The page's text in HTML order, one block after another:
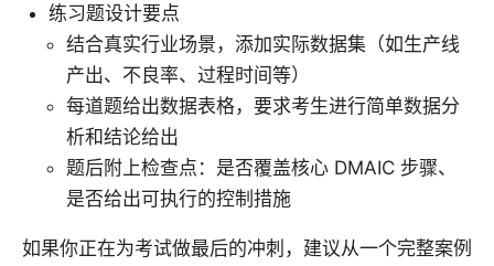
练习题设计要点
结合真实行业场景，添加实际数据集（如生产线
产出、不良率、过程时间等）
每道题给出数据表格，要求考生进行简单数据分
析和结论给出
题后附上检查点：是否覆盖核心 DMAIC 步骤、
是否给出可执行的控制措施
如果你正在为考试做最后的冲刺，建议从一个完整案例